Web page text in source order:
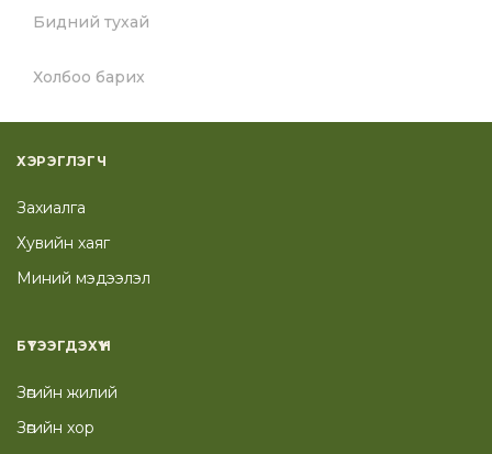
Бидний тухай
Холбоо барих
ХЭРЭГЛЭГЧ
Захиалга
Хувийн хаяг
Миний мэдээлэл
БҮТЭЭГДЭХҮҮН
Зөгийн жилий
Зөгийн хор